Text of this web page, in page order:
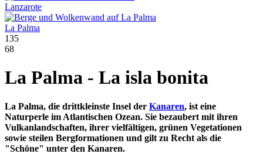
Lanzarote
La Palma
135
68
La Palma - La isla bonita
La Palma, die drittkleinste Insel der Kanaren, ist eine
Naturperle im Atlantischen Ozean. Sie bezaubert mit ihren
Vulkanlandschaften, ihrer vielfältigen, grünen Vegetationen
sowie steilen Bergformationen und gilt zu Recht als die
"Schöne" unter den Kanaren.